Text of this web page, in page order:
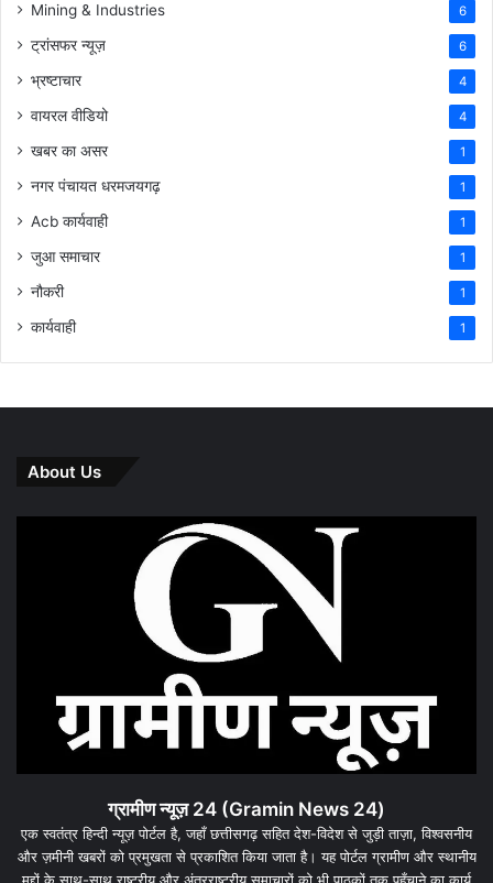
Mining & Industries 6
ट्रांसफर न्यूज़ 6
भ्रष्टाचार 4
वायरल वीडियो 4
खबर का असर 1
नगर पंचायत धरमजयगढ़ 1
Acb कार्यवाही 1
जुआ समाचार 1
नौकरी 1
कार्यवाही 1
About Us
ग्रामीण न्यूज़ 24 (Gramin News 24)
एक स्वतंत्र हिन्दी न्यूज़ पोर्टल है, जहाँ छत्तीसगढ़ सहित देश-विदेश से जुड़ी ताज़ा, विश्वसनीय
और ज़मीनी खबरों को प्रमुखता से प्रकाशित किया जाता है। यह पोर्टल ग्रामीण और स्थानीय
मुद्दों के साथ-साथ राष्ट्रीय और अंतरराष्ट्रीय समाचारों को भी पाठकों तक पहुँचाने का कार्य